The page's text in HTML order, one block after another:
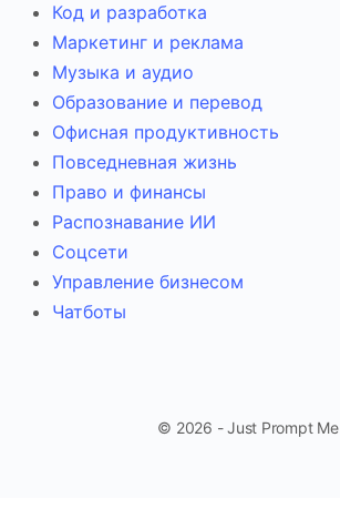
Код и разработка
Маркетинг и реклама
Музыка и аудио
Образование и перевод
Офисная продуктивность
Повседневная жизнь
Право и финансы
Распознавание ИИ
Соцсети
Управление бизнесом
Чатботы
© 2026 - Just Prompt Me